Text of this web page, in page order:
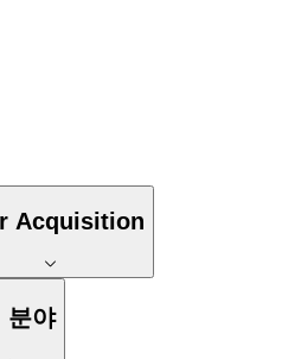
Acquisition
분야